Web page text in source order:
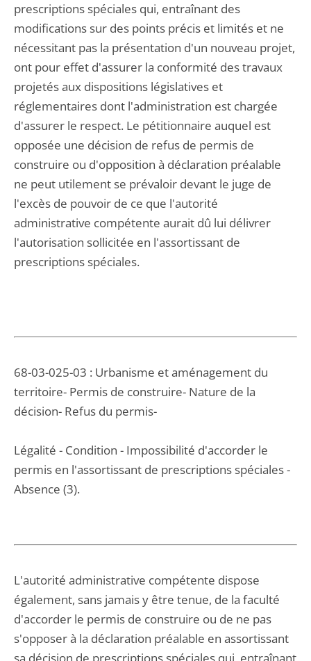
prescriptions spéciales qui, entraînant des
modifications sur des points précis et limités et ne
nécessitant pas la présentation d'un nouveau projet,
ont pour effet d'assurer la conformité des travaux
projetés aux dispositions législatives et
réglementaires dont l'administration est chargée
d'assurer le respect. Le pétitionnaire auquel est
opposée une décision de refus de permis de
construire ou d'opposition à déclaration préalable
ne peut utilement se prévaloir devant le juge de
l'excès de pouvoir de ce que l'autorité
administrative compétente aurait dû lui délivrer
l'autorisation sollicitée en l'assortissant de
prescriptions spéciales.
68-03-025-03 : Urbanisme et aménagement du
territoire- Permis de construire- Nature de la
décision- Refus du permis-
Légalité - Condition - Impossibilité d'accorder le
permis en l'assortissant de prescriptions spéciales -
Absence (3).
L'autorité administrative compétente dispose
également, sans jamais y être tenue, de la faculté
d'accorder le permis de construire ou de ne pas
s'opposer à la déclaration préalable en assortissant